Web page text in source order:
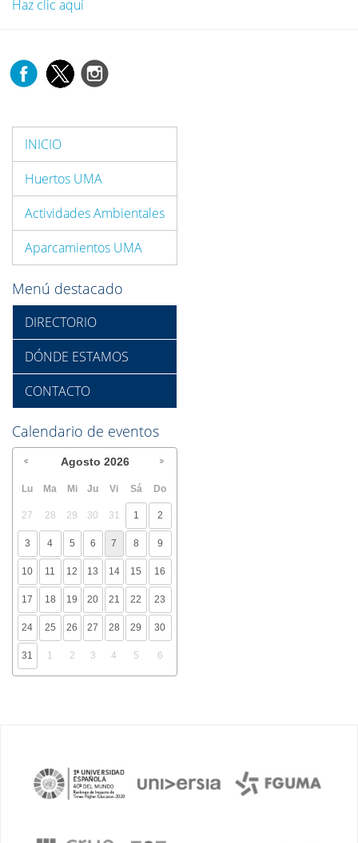
Haz clic aquí
INICIO
Huertos UMA
Actividades Ambientales
Aparcamientos UMA
Menú destacado
DIRECTORIO
DÓNDE ESTAMOS
CONTACTO
Calendario de eventos
Agosto 2026
Lu Ma Mi Ju Vi Sá Do
27 28 29 30 31 1 2
3 4 5 6 7 8 9
10 11 12 13 14 15 16
17 18 19 20 21 22 23
24 25 26 27 28 29 30
31 1 2 3 4 5 6